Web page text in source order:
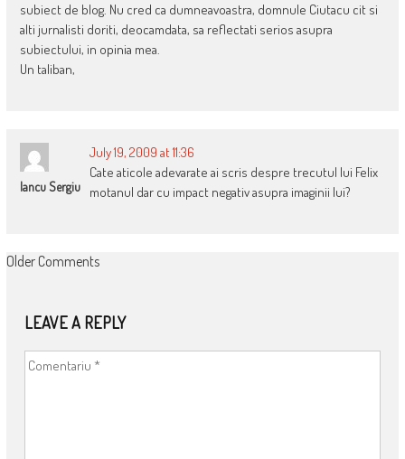
subiect de blog. Nu cred ca dumneavoastra, domnule Ciutacu cit si
alti jurnalisti doriti, deocamdata, sa reflectati serios asupra
subiectului, in opinia mea.
Un taliban,
Iancu Sergiu
July 19, 2009 at 11:36
Cate aticole adevarate ai scris despre trecutul lui Felix
motanul dar cu impact negativ asupra imaginii lui?
COMMENT
Older Comments
LEAVE A REPLY